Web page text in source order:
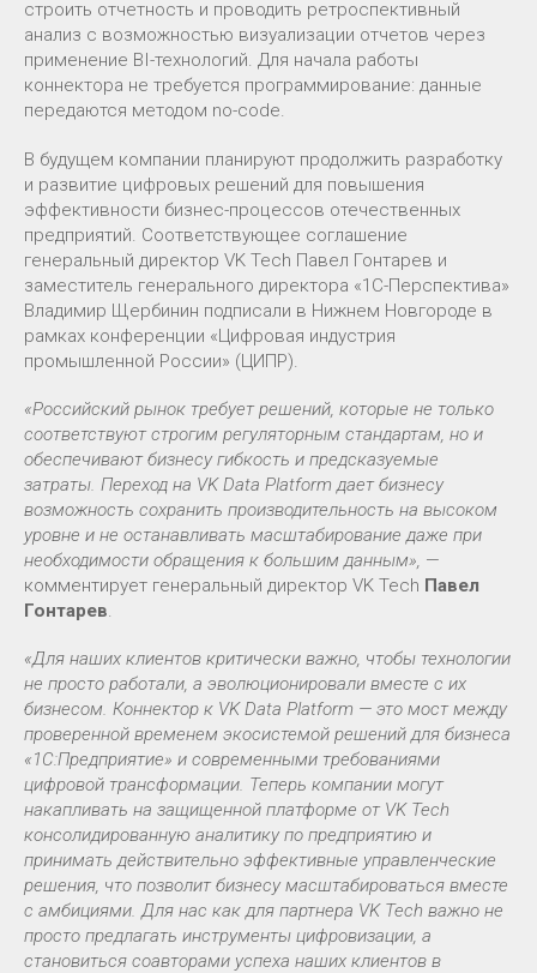
строить отчетность и проводить ретроспективный
анализ с возможностью визуализации отчетов через
применение BI-технологий. Для начала работы
коннектора не требуется программирование: данные
передаются методом no-code.
В будущем компании планируют продолжить разработку
и развитие цифровых решений для повышения
эффективности бизнес-процессов отечественных
предприятий. Соответствующее соглашение
генеральный директор VK Tech Павел Гонтарев и
заместитель генерального директора «1С-Перспектива»
Владимир Щербинин подписали в Нижнем Новгороде в
рамках конференции «Цифровая индустрия
промышленной России» (ЦИПР).
«Российский рынок требует решений, которые не только
соответствуют строгим регуляторным стандартам, но и
обеспечивают бизнесу гибкость и предсказуемые
затраты. Переход на VK Data Platform дает бизнесу
возможность сохранить производительность на высоком
уровне и не останавливать масштабирование даже при
необходимости обращения к большим данным», —
комментирует генеральный директор VK Tech Павел
Гонтарев.
«Для наших клиентов критически важно, чтобы технологии
не просто работали, а эволюционировали вместе с их
бизнесом. Коннектор к VK Data Platform — это мост между
проверенной временем экосистемой решений для бизнеса
«1С:Предприятие» и современными требованиями
цифровой трансформации. Теперь компании могут
накапливать на защищенной платформе от VK Tech
консолидированную аналитику по предприятию и
принимать действительно эффективные управленческие
решения, что позволит бизнесу масштабироваться вместе
с амбициями. Для нас как для партнера VK Tech важно не
просто предлагать инструменты цифровизации, а
становиться соавторами успеха наших клиентов в